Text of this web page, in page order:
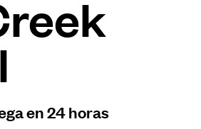
en 24 horas